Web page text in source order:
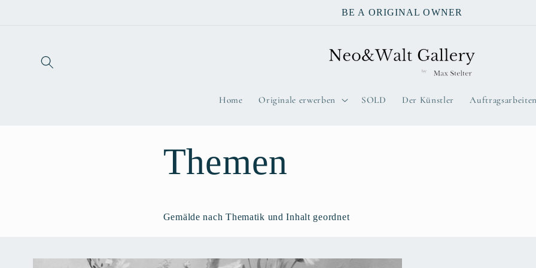
BE A ORIGINAL OWNER
Home Originale erwerben SOLD Der Künstler Auftragsarbeiten
Themen
Gemälde nach Thematik und Inhalt geordnet